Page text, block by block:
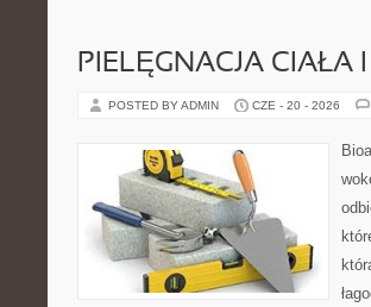
PIELĘGNACJA CIAŁA
POSTED BY ADMIN CZE - 20 - 2026